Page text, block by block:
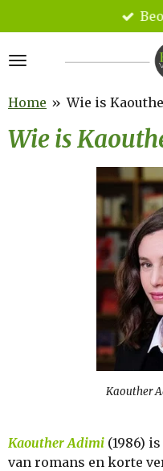
direct
naar
hoofdinhoud
Home » Wie is
Wie is
Kaouther
Kaouther Adimi (1986) is
van romans en korte